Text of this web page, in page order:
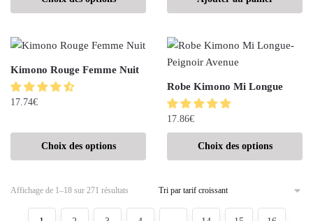
Kimono Rouge Femme Nuit
17.74€
Choix des options
Robe Kimono Mi Longue
17.86€
Choix des options
Affichage de 1–18 sur 271 résultats